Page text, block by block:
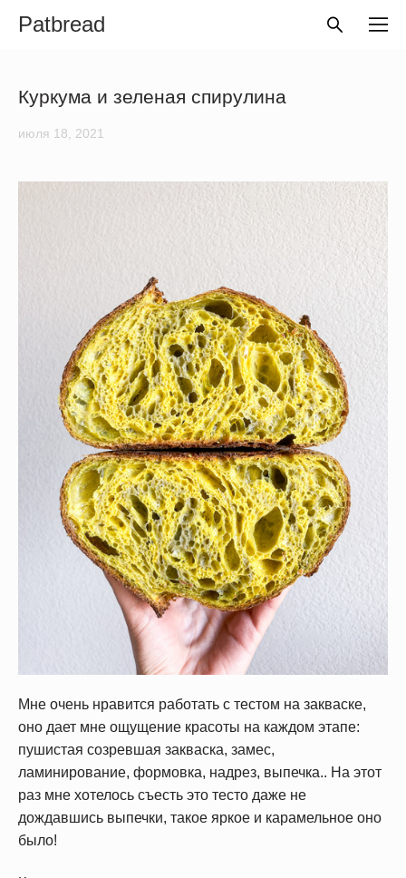
Patbread
июля 18, 2021
Куркума и зеленая спирулина
Мне очень нравится работать с тестом на закваске,
оно дает мне ощущение красоты на каждом этапе:
пушистая созревшая закваска, замес,
ламинирование, формовка, надрез, выпечка.. На этот
раз мне хотелось съесть это тесто даже не
дождавшись выпечки, такое яркое и карамельное оно
было!